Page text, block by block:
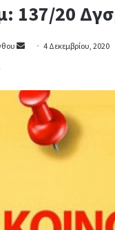
137/20
d
a
n
l
4 Δεκεμβρίου, 2020